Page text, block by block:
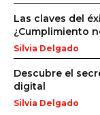
Las claves del
¿Cumplimiento
Silvia Delgado
Descubre el
digital
Silvia Delgado